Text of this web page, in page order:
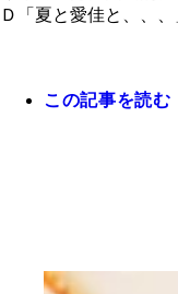
Ｄ「夏と愛佳と、、
この記事を読む